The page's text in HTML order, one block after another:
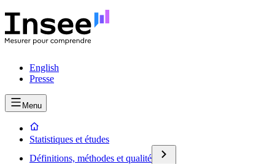
English
Presse
Menu
Statistiques et études
Définitions, méthodes et qualité